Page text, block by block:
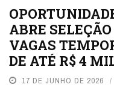
ABRE
VAGAS
DE ATÉ R$ 4
17 DE JUNHO DE 2026